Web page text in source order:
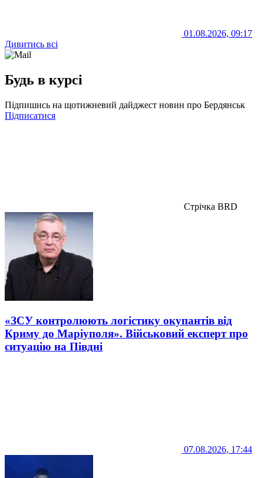
01.08.2026, 09:17
Дивитись всі
Будь в курсі
Підпишись на щотижневий дайджест новин про Бердянськ
Підписатися
Стрічка BRD
«ЗСУ контролюють логістику окупантів від
Криму до Маріуполя». Військовий експерт про
ситуацію на Півдні
07.08.2026, 17:44